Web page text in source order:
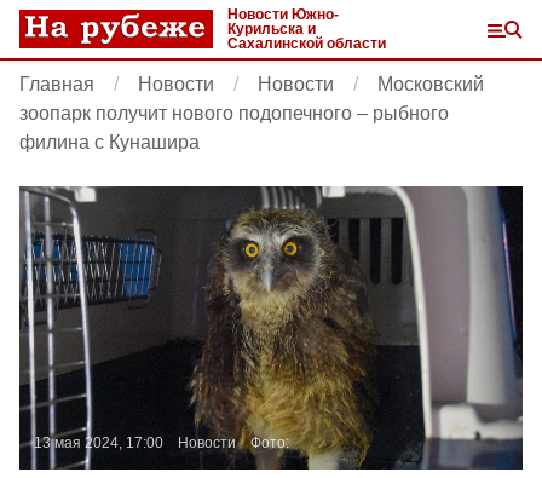
Новости Южно-
Курильска и
Сахалинской области
Главная Новости Новости
Московский
зоопарк получит нового подопечного – рыбного
филина с Кунашира
13 мая 2024, 17:00 Новости Фото: